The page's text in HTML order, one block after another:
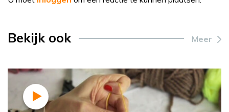
Bekijk ook Meer